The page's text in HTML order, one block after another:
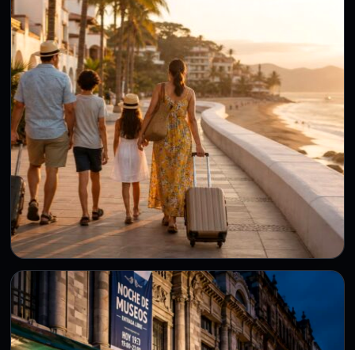
30 Jul 2026
Ciudad de México.- La jefa de Gobierno, Clara Brugada
Molina, inauguró la edición 21 de la Feria de…
TURISMO
Vacaciones de verano en México:
planear con información también es
parte del viaje